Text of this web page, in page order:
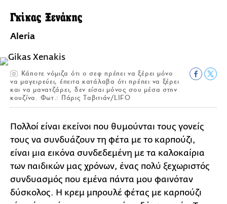
Γκίκας Ξενάκης
Aleria
Κάποτε νόμιζα ότι ο σεφ πρέπει να ξέρει μόνο
να μαγειρεύει, έπειτα κατάλαβα ότι πρέπει να ξέρει
και να μανατζάρει, δεν είσαι μόνος σου μέσα στην
κουζίνα. Φωτ.: Πάρις Ταβιτιάν/LIFO
Πολλοί είναι εκείνοι που θυμούνται τους γονείς
τους να συνδυάζουν τη φέτα με το καρπούζι,
είναι μια εικόνα συνδεδεμένη με τα καλοκαίρια
των παιδικών μας χρόνων, ένας πολύ ξεχωριστός
συνδυασμός που εμένα πάντα μου φαινόταν
δύσκολος. Η κρεμ μπρουλέ φέτας με καρπούζι